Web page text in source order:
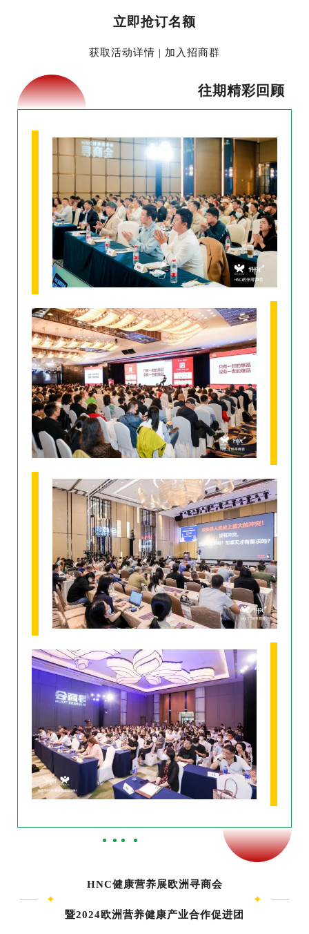
立即抢订名额
获取活动详情 | 加入招商群
往期精彩回顾
✦
HNC健康营养展欧洲寻商会
暨2024欧洲营养健康产业合作促进团
✦